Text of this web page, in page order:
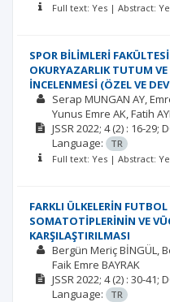
Full text: Yes | Abstract:
SPOR BİLİMLERİ
OKURYAZARLIK TUTUM
İNCELENMESİ (ÖZEL VE
Serap MUNGAN AY
Yunus Emre AK Fatih
JSSR2022; 4(2) : 16-29;
Language:
TR
Full text: Yes | Abstract:
FARKLI ÜLKELERİN
SOMATOTİPLERİNİN VE
KARŞILAŞTIRILMASI
Bergün Meriç BİNGÜL
Faik Emre BAYRAK
JSSR2022; 4(2) : 30-41;
Language:
TR